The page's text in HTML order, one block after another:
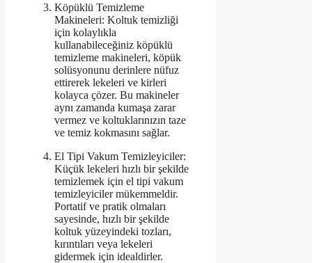
Köpüklü Temizleme
Makineleri: Koltuk temizliği
için kolaylıkla
kullanabileceğiniz köpüklü
temizleme makineleri, köpük
solüsyonunu derinlere nüfuz
ettirerek lekeleri ve kirleri
kolayca çözer. Bu makineler
aynı zamanda kumaşa zarar
vermez ve koltuklarınızın taze
ve temiz kokmasını sağlar.
El Tipi Vakum Temizleyiciler:
Küçük lekeleri hızlı bir şekilde
temizlemek için el tipi vakum
temizleyiciler mükemmeldir.
Portatif ve pratik olmaları
sayesinde, hızlı bir şekilde
koltuk yüzeyindeki tozları,
kırıntıları veya lekeleri
gidermek için idealdirler.